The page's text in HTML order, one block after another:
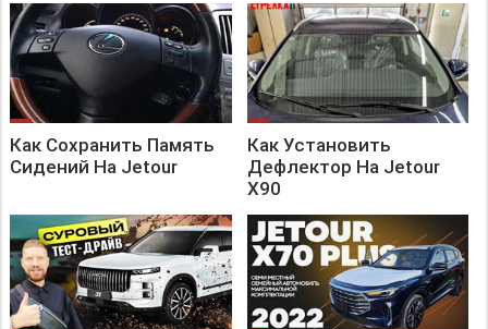
Как Сохранить Память
Сидений На Jetour
Как Установить
Дефлектор На Jetour
X90